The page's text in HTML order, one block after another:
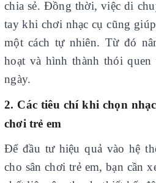
chia sẻ. Đồng thời, việc di
tay khi chơi nhạc cụ cũng
một cách tự nhiên. Từ đó
hoạt và hình thành thói
ngày.
2. Các tiêu chí khi chọn
chơi trẻ em
Để đầu tư hiệu quả vào hệ
cho sân chơi trẻ em, bạn cần